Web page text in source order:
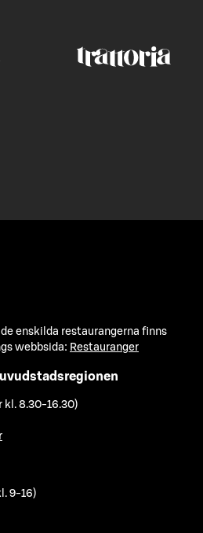
enskilda restaurangerna finns
webbsida: Restauranger
kl. 8.30-16.30)
9-16)